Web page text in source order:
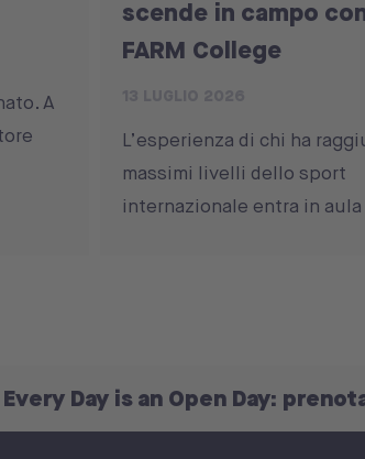
A
scende in campo
FARM College
L’esperienza di chi ha
massimi livelli dello sport
internazionale entra in
is an Open Day: prenota la tua